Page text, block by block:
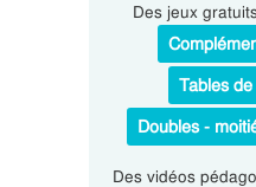
Des jeux
Tables
Doubles -
Des vidéos